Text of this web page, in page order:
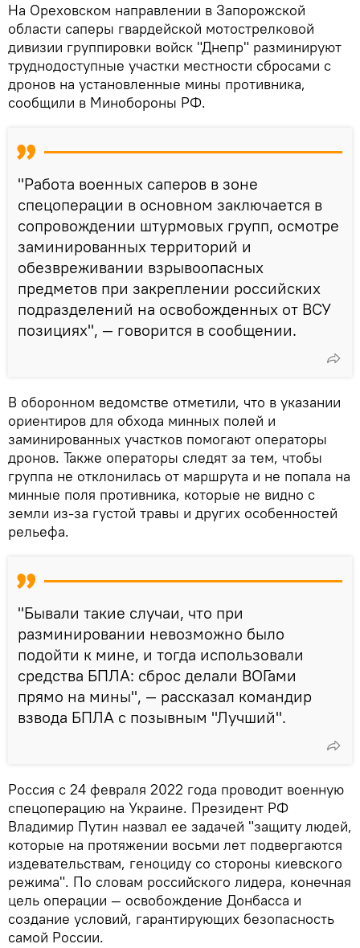
На Ореховском направлении в Запорожской
области саперы гвардейской мотострелковой
дивизии группировки войск "Днепр" разминируют
труднодоступные участки местности сбросами с
дронов на установленные мины противника,
сообщили в Минобороны РФ.
"Работа военных саперов в зоне
спецоперации в основном заключается в
сопровождении штурмовых групп, осмотре
заминированных территорий и
обезвреживании взрывоопасных
предметов при закреплении российских
подразделений на освобожденных от ВСУ
позициях", — говорится в сообщении.
В оборонном ведомстве отметили, что в указании
ориентиров для обхода минных полей и
заминированных участков помогают операторы
дронов. Также операторы следят за тем, чтобы
группа не отклонилась от маршрута и не попала на
минные поля противника, которые не видно с
земли из-за густой травы и других особенностей
рельефа.
"Бывали такие случаи, что при
разминировании невозможно было
подойти к мине, и тогда использовали
средства БПЛА: сброс делали ВОГами
прямо на мины", — рассказал командир
взвода БПЛА с позывным "Лучший".
Россия с 24 февраля 2022 года проводит военную
спецоперацию на Украине. Президент РФ
Владимир Путин назвал ее задачей "защиту людей,
которые на протяжении восьми лет подвергаются
издевательствам, геноциду со стороны киевского
режима". По словам российского лидера, конечная
цель операции — освобождение Донбасса и
создание условий, гарантирующих безопасность
самой России.